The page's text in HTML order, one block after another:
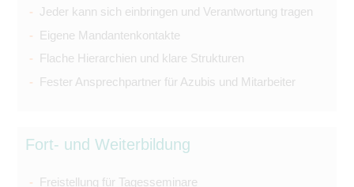
Jeder kann sich einbringen und Verantwortung tragen
Eigene Mandantenkontakte
Flache Hierarchien und klare Strukturen
Fester Ansprechpartner für Azubis und Mitarbeiter
Fort- und Weiterbildung
Freistellung für Tagesseminare